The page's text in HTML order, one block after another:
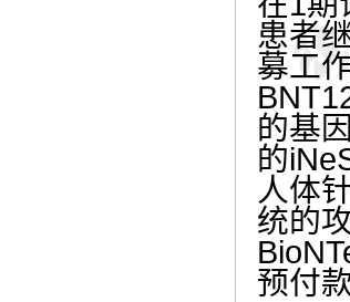
患者
募工
的基
的
人体
统的
预付